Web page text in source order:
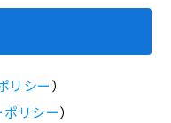
リシー）
リシー）